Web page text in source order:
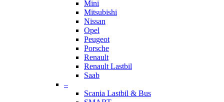
Mini
Mitsubishi
Nissan
Opel
Peugeot
Porsche
Renault
Renault Lastbil
Saab
–
Scania Lastbil & Bus